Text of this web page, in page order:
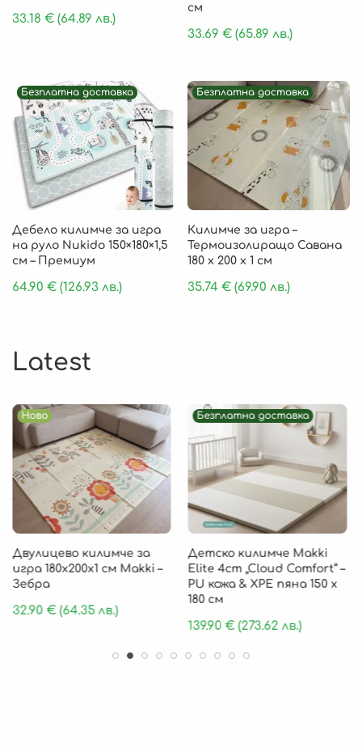
33.18 € (64.89 лв.)
см
33.69€ (65.89 лв.)
Безплатна доставка
Дебело килимче за игра
на руло Nukido 150×180×1,5
см – Премиум
64.90 € (126.93 лв.)
Безплатна доставка
Килимче за игра –
Термоизолиращо Савана
180 x 200 x 1 см
35.74€ (69.90 лв.)
Latest
Ново
Двулицево килимче за
игра 180х200х1 см Makki –
Зебра
32.90 €(64.35 лв.)
Безплатна доставка
Детско килимче Makki
Elite 4cm „Cloud Comfort“ –
PU кожа & XPE пяна 150 х
180 см
139.90€(273.62 лв.)